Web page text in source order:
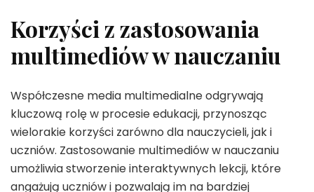
Korzyści z zastosowania
multimediów w nauczaniu
Współczesne media multimedialne odgrywają
kluczową rolę w procesie edukacji, przynosząc
wielorakie korzyści zarówno dla nauczycieli, jak i
uczniów. Zastosowanie multimediów w nauczaniu
umożliwia stworzenie interaktywnych lekcji, które
angażują uczniów i pozwalają im na bardziej